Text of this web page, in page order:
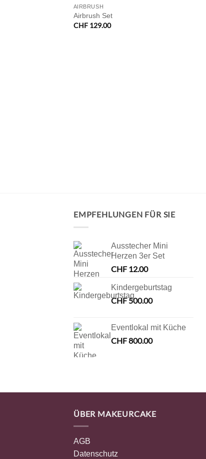
NICHT VORRÄTIG
AIRBRUSH
Airbrush Set
CHF129.00
EMPFEHLUNGEN FÜR SIE
Ausstecher Mini
Herzen 3er Set
CHF12.00
Kindergeburtstag
CHF500.00
Eventlokal mit Küche
CHF800.00
ÜBER MAKEURCAKE
AGB
Datenschutz